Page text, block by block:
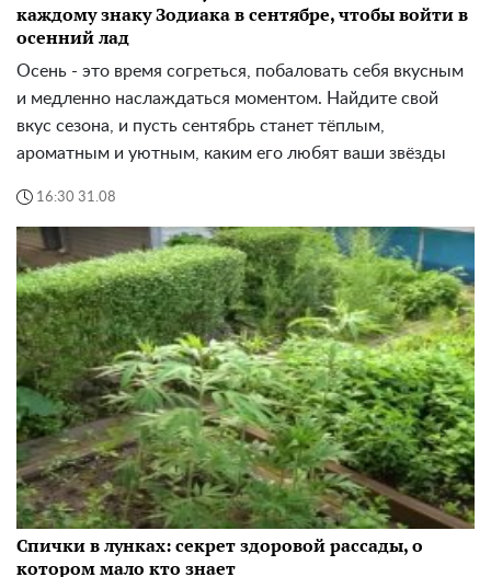
каждому знаку Зодиака в сентябре, чтобы войти в
осенний лад
Осень - это время согреться, побаловать себя вкусным
и медленно наслаждаться моментом. Найдите свой
вкус сезона, и пусть сентябрь станет тёплым,
ароматным и уютным, каким его любят ваши звёзды
16:30 31.08
Спички в лунках: секрет здоровой рассады, о
котором мало кто знает